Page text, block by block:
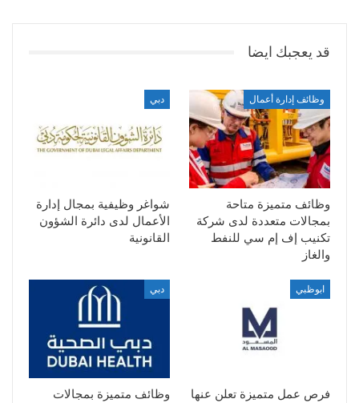
قد يعجبك ايضا
وظائف إدارة أعمال
وظائف متميزة متاحة
بمجالات متعددة لدى شركة
تكنيب إف إم سي للنفط
والغاز
دبي
شواغر وظيفية بمجال إدارة
الأعمال لدى دائرة الشؤون
القانونية
ابوظبي
فرص عمل متميزة تعلن عنها
دبي
وظائف متميزة بمجالات